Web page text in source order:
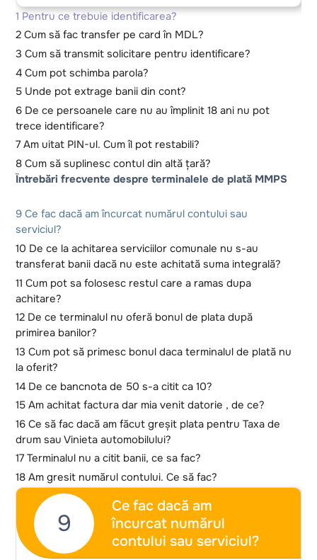
1 Pentru ce trebuie identificarea?
2 Cum să fac transfer pe card în MDL?
3 Cum să transmit solicitare pentru identificare?
4 Cum pot schimba parola?
5 Unde pot extrage banii din cont?
6 De ce persoanele care nu au împlinit 18 ani nu pot
trece identificare?
7 Am uitat PIN-ul. Cum îl pot restabili?
8 Cum să suplinesc contul din altă țară?
Întrebări frecvente despre terminalele de plată MMPS
9 Ce fac dacă am încurcat numărul contului sau
serviciul?
10 De ce la achitarea serviciilor comunale nu s-au
transferat banii dacă nu este achitată suma integrală?
11 Cum pot sa folosesc restul care a ramas dupa
achitare?
12 De ce terminalul nu oferă bonul de plata după
primirea banilor?
13 Cum pot să primesc bonul daca terminalul de plată nu
la oferit?
14 De ce bancnota de 50 s-a citit ca 10?
15 Am achitat factura dar mia venit datorie , de ce?
16 Ce să fac dacă am făcut greșit plata pentru Taxa de
drum sau Vinieta automobilului?
17 Terminalul nu a citit banii, ce sa fac?
18 Am gresit numărul contului. Ce să fac?
9
Ce fac dacă am
încurcat numărul
contului sau serviciul?